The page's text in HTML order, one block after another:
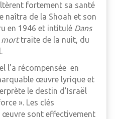
fortement sa santé
naîtra de la Shoah et son
en 1946 et intitulé Dans
morttraite de la nuit, du
l’a récompensée en
œuvre lyrique et
le destin d’Israël
». Les clés
œuvre sont effectivement